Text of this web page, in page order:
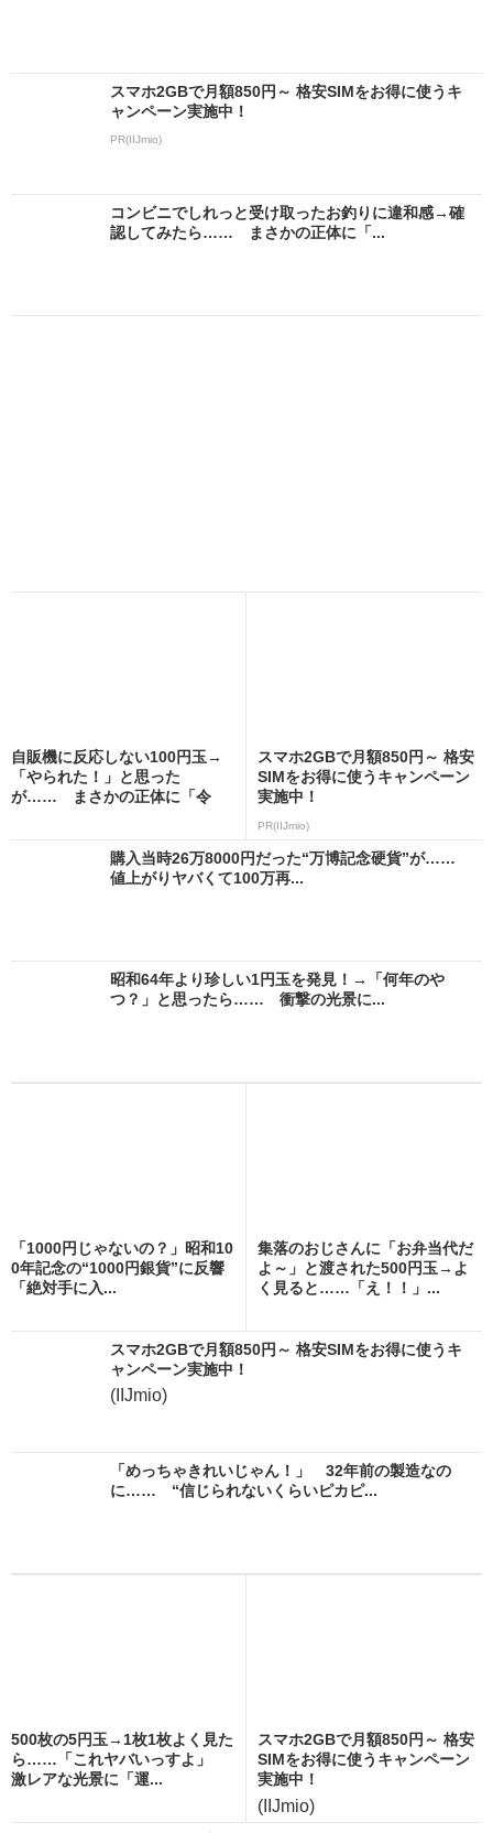
スマホ2GBで月額850円～ 格安SIMをお得に使うキ
ャンペーン実施中！
PR(IIJmio)
コンビニでしれっと受け取ったお釣りに違和感→確
認してみたら…… まさかの正体に「...
自販機に反応しない100円玉→
「やられた！」と思った
が…… まさかの正体に「令
スマホ2GBで月額850円～ 格安
SIMをお得に使うキャンペーン
実施中！
PR(IIJmio)
購入当時26万8000円だった“万博記念硬貨”が……
値上がりヤバくて100万再...
昭和64年より珍しい1円玉を発見！→「何年のや
つ？」と思ったら…… 衝撃の光景に...
「1000円じゃないの？」昭和10
0年記念の“1000円銀貨”に反響
「絶対手に入...
集落のおじさんに「お弁当代だ
よ～」と渡された500円玉→よ
く見ると……「え！！」...
スマホ2GBで月額850円～ 格安SIMをお得に使うキ
ャンペーン実施中！
(IIJmio)
「めっちゃきれいじゃん！」 32年前の製造なの
に…… “信じられないくらいピカピ...
500枚の5円玉→1枚1枚よく見た
ら……「これヤバいっすよ」
激レアな光景に「運...
スマホ2GBで月額850円～ 格安
SIMをお得に使うキャンペーン
実施中！
(IIJmio)